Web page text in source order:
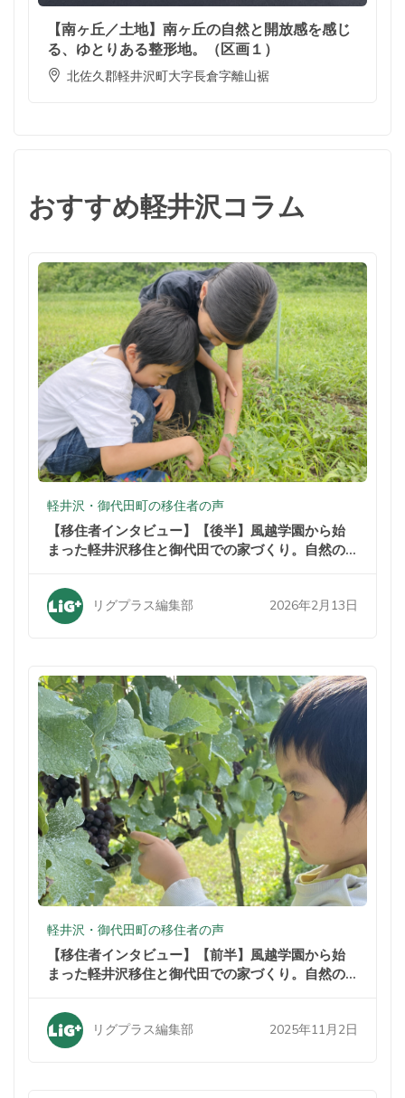
【南ヶ丘／土地】南ヶ丘の自然と開放感を感じ
る、ゆとりある整形地。（区画１）
北佐久郡軽井沢町大字長倉字離山裾
おすすめ軽井沢コラム
軽井沢・御代田町の移住者の声
【移住者インタビュー】【後半】風越学園から始
まった軽井沢移住と御代田での家づくり。自然の
リグプラス編集部 2026年2月13日
軽井沢・御代田町の移住者の声
【移住者インタビュー】【前半】風越学園から始
まった軽井沢移住と御代田での家づくり。自然の
リグプラス編集部 2025年11月2日